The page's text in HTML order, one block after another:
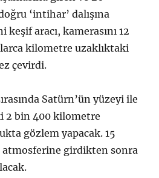
‘intihar’ dalışına
keşif aracı, kamerasını 12
kilometre uzaklıktaki
çevirdi.
Satürn’ün yüzeyi ile
2 bin 400 kilometre
gözlem yapacak. 15
atmosferine girdikten sonra